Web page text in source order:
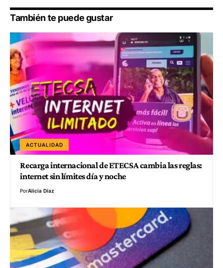
También te puede gustar
ACTUALIDAD
Recarga internacional de ETECSA cambia las reglas:
internet sin límites día y noche
PorAlicia Díaz